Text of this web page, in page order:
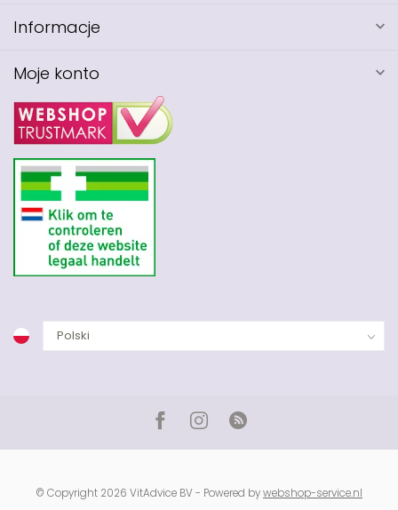
Informacje
Moje konto
© Copyright 2026 VitAdvice BV - Powered bywebshop-service.nl